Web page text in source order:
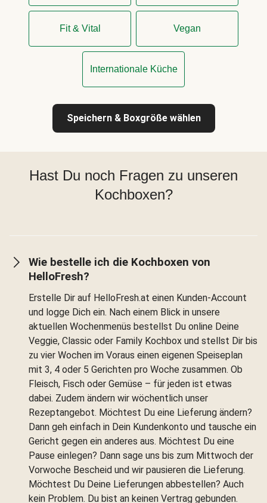
Fit & Vital Vegan
Internationale Küche
Speichern & Boxgröße wählen
Hast Du noch Fragen zu unseren
Kochboxen?
Wie bestelle ich die Kochboxen von
HelloFresh?
Erstelle Dir auf HelloFresh.at einen Kunden-Account
und logge Dich ein. Nach einem Blick in unsere
aktuellen Wochenmenüs bestellst Du online Deine
Veggie, Classic oder Family Kochbox und stellst Dir bis
zu vier Wochen im Voraus einen eigenen Speiseplan
mit 3, 4 oder 5 Gerichten pro Woche zusammen. Ob
Fleisch, Fisch oder Gemüse – für jeden ist etwas
dabei. Zudem ändern wir wöchentlich unser
Rezeptangebot. Möchtest Du eine Lieferung ändern?
Dann geh einfach in Dein Kundenkonto und tausche ein
Gericht gegen ein anderes aus. Möchtest Du eine
Pause einlegen? Dann sage uns bis zum Mittwoch der
Vorwoche Bescheid und wir pausieren die Lieferung.
Möchtest Du Deine Lieferungen abbestellen? Auch
kein Problem. Du bist an keinen Vertrag gebunden.